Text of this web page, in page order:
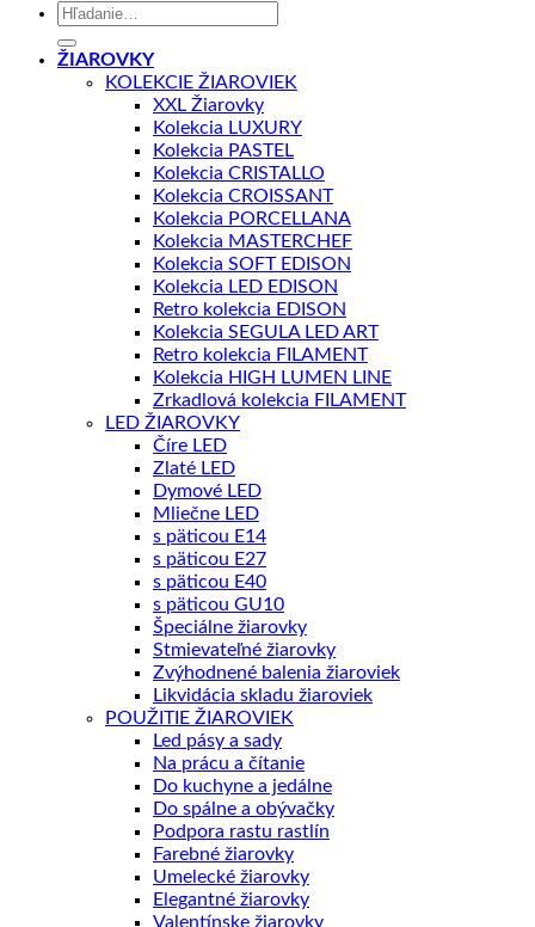
Hľadať:
ŽIAROVKY
KOLEKCIE ŽIAROVIEK
XXL Žiarovky
Kolekcia LUXURY
Kolekcia PASTEL
Kolekcia CRISTALLO
Kolekcia CROISSANT
Kolekcia PORCELLANA
Kolekcia MASTERCHEF
Kolekcia SOFT EDISON
Kolekcia LED EDISON
Retro kolekcia EDISON
Kolekcia SEGULA LED ART
Retro kolekcia FILAMENT
Kolekcia HIGH LUMEN LINE
Zrkadlová kolekcia FILAMENT
LED ŽIAROVKY
Číre LED
Zlaté LED
Dymové LED
Mliečne LED
s päticou E14
s päticou E27
s päticou E40
s päticou GU10
Špeciálne žiarovky
Stmievateľné žiarovky
Zvýhodnené balenia žiaroviek
Likvidácia skladu žiaroviek
POUŽITIE ŽIAROVIEK
Led pásy a sady
Na prácu a čítanie
Do kuchyne a jedálne
Do spálne a obývačky
Podpora rastu rastlín
Farebné žiarovky
Umelecké žiarovky
Elegantné žiarovky
Valentínske žiarovky